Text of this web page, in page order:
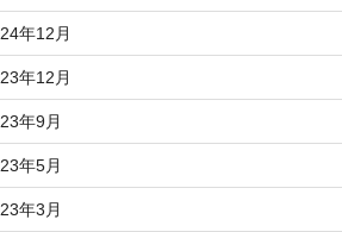
年12月
年12月
年9月
年5月
年3月